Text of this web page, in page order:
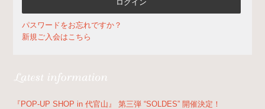
パスワードをお忘れですか？
新規ご入会はこちら
『POP-UP SHOP in 代官山』 第三弾 “SOLDES” 開催決定！